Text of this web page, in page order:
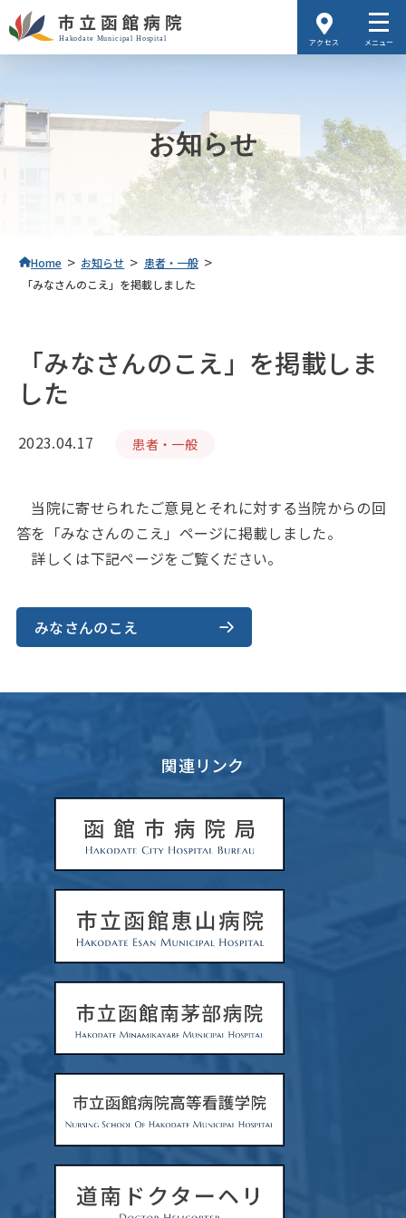
アクセス メニュー
お知らせ
Home > お知らせ > 患者・一般 >
「みなさんのこえ」を掲載しました
「みなさんのこえ」を掲載しま
した
2023.04.17 患者・一般
当院に寄せられたご意見とそれに対する当院からの回
答を「みなさんのこえ」ページに掲載しました。
詳しくは下記ページをご覧ください。
みなさんのこえ
関連リンク